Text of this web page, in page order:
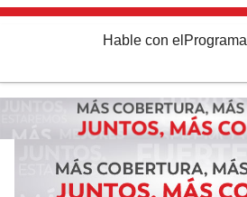
Hable con el Programa